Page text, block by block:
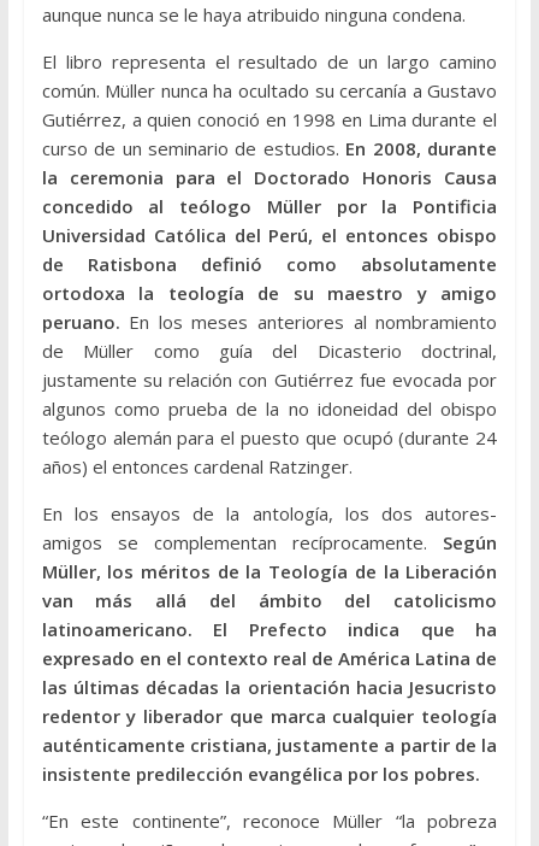
aunque nunca se le haya atribuido ninguna condena.
El libro representa el resultado de un largo camino
común. Müller nunca ha ocultado su cercanía a Gustavo
Gutiérrez, a quien conoció en 1998 en Lima durante el
curso de un seminario de estudios. En 2008, durante
la ceremonia para el Doctorado Honoris Causa
concedido al teólogo Müller por la Pontificia
Universidad Católica del Perú, el entonces obispo
de Ratisbona definió como absolutamente
ortodoxa la teología de su maestro y amigo
peruano. En los meses anteriores al nombramiento
de Müller como guía del Dicasterio doctrinal,
justamente su relación con Gutiérrez fue evocada por
algunos como prueba de la no idoneidad del obispo
teólogo alemán para el puesto que ocupó (durante 24
años) el entonces cardenal Ratzinger.
En los ensayos de la antología, los dos autores-
amigos se complementan recíprocamente. Según
Müller, los méritos de la Teología de la Liberación
van más allá del ámbito del catolicismo
latinoamericano. El Prefecto indica que ha
expresado en el contexto real de América Latina de
las últimas décadas la orientación hacia Jesucristo
redentor y liberador que marca cualquier teología
auténticamente cristiana, justamente a partir de la
insistente predilección evangélica por los pobres.
“En este continente”, reconoce Müller “la pobreza